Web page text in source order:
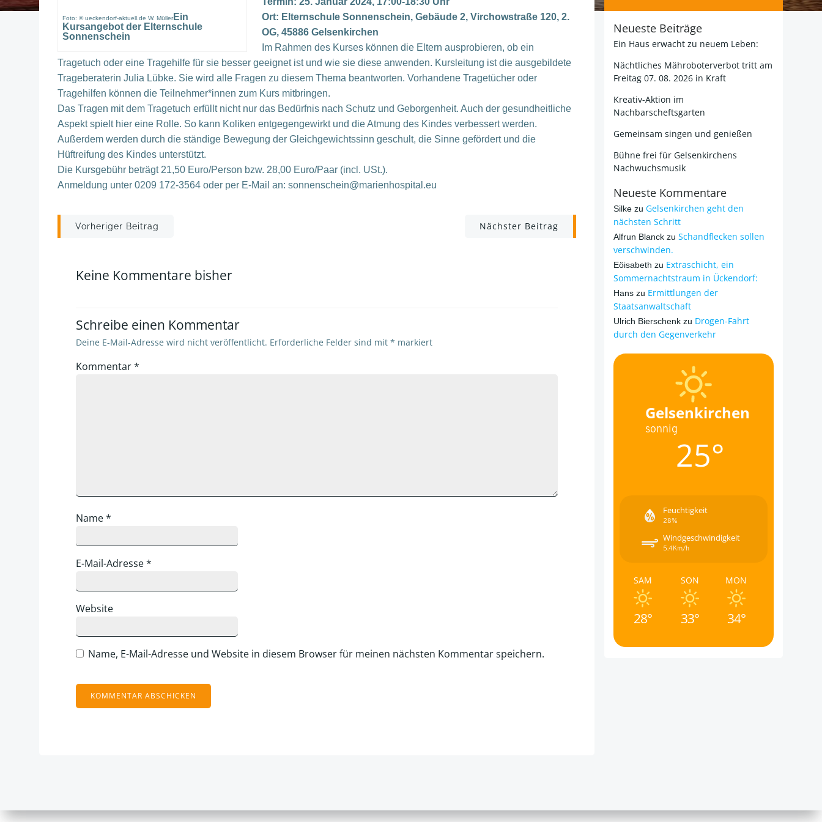
Foto: © ueckendorf-aktuell.de W. MüllerEin
Kursangebot der Elternschule
Sonnenschein
Ort: Elternschule Sonnenschein, Gebäude 2, Virchowstraße 120, 2.
OG, 45886 Gelsenkirchen
Im Rahmen des Kurses können die Eltern ausprobieren, ob ein
Tragetuch oder eine Tragehilfe für sie besser geeignet ist und wie sie diese anwenden. Kursleitung ist die ausgebildete
Trageberaterin Julia Lübke. Sie wird alle Fragen zu diesem Thema beantworten. Vorhandene Tragetücher oder
Tragehilfen können die Teilnehmer*innen zum Kurs mitbringen.
Das Tragen mit dem Tragetuch erfüllt nicht nur das Bedürfnis nach Schutz und Geborgenheit. Auch der gesundheitliche
Aspekt spielt hier eine Rolle. So kann Koliken entgegengewirkt und die Atmung des Kindes verbessert werden.
Außerdem werden durch die ständige Bewegung der Gleichgewichtssinn geschult, die Sinne gefördert und die
Hüftreifung des Kindes unterstützt.
Die Kursgebühr beträgt 21,50 Euro/Person bzw. 28,00 Euro/Paar (incl. USt.).
Anmeldung unter 0209 172-3564 oder per E-Mail an: sonnenschein@marienhospital.eu
Post
Vorheriger Beitrag Nächster Beitrag
Keine Kommentare bisher
Schreibe einen Kommentar
Deine E-Mail-Adresse wird nicht veröffentlicht. Erforderliche Felder sind mit * markiert
Kommentar*
Name*
E-Mail-Adresse*
Website
Name, E-Mail-Adresse und Website in diesem Browser für meinen nächsten Kommentar speichern.
Neueste Beiträge
Ein Haus erwacht zu neuem Leben:
Nächtliches Mähroboterverbot tritt am
Freitag 07. 08. 2026 in Kraft
Kreativ-Aktion im
Nachbarscheftsgarten
Gemeinsam singen und genießen
Bühne frei für Gelsenkirchens
Nachwuchsmusik
Neueste Kommentare
Silke zu Gelsenkirchen geht den
nächsten Schritt
Alfrun Blanck zu Schandflecken sollen
verschwinden.
Eöisabeth zu Extraschicht, ein
Sommernachtstraum in Ückendorf:
Hans zu Ermittlungen der
Staatsanwaltschaft
Ulrich Bierschenk zu Drogen-Fahrt
durch den Gegenverkehr
Gelsenkirchen
sonnig
25°
Feuchtigkeit
28%
Windgeschwindigkeit
5.4Km/h
SAM
28°
SON
33°
MON
34°